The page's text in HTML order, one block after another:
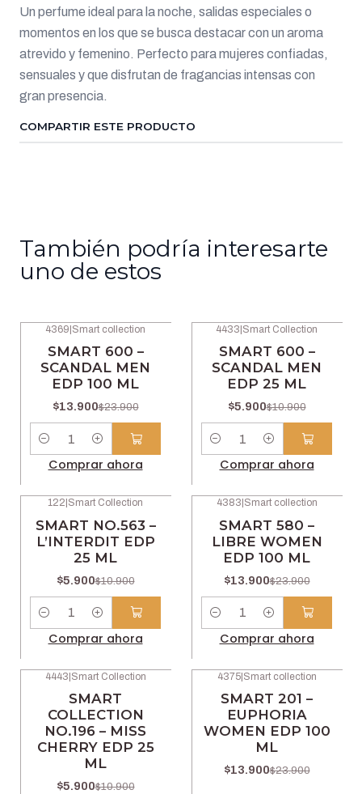
Un perfume ideal para la noche, salidas especiales o
momentos en los que se busca destacar con un aroma
atrevido y femenino. Perfecto para mujeres confiadas,
sensuales y que disfrutan de fragancias intensas con
gran presencia.
COMPARTIR ESTE PRODUCTO
También podría interesarte
uno de estos
4369 Smart collection
SMART 600 –
SCANDAL MEN
EDP 100 ML
$13.900$23.900
Comprar ahora
4433 Smart Collection
SMART 600 –
SCANDAL MEN
EDP 25 ML
$5.900$10.900
Comprar ahora
122 Smart Collection
SMART NO.563 –
L’INTERDIT EDP
25 ML
$5.900$10.900
Cantidad
Comprar ahora
4383 Smart collection
SMART 580 –
LIBRE WOMEN
EDP 100 ML
$13.900$23.900
Cantidad
Comprar ahora
4443|Smart Collection
SMART
COLLECTION
NO.196 – MISS
CHERRY EDP 25
ML
$5.900$10.900
4375|Smart collection
SMART 201 –
EUPHORIA
WOMEN EDP 100
ML
$13.900$23.900